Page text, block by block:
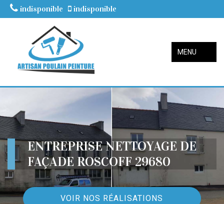
indisponible indisponible
MENU
ENTREPRISE NETTOYAGE DE
FAÇADE ROSCOFF 29680
VOIR NOS RÉALISATIONS